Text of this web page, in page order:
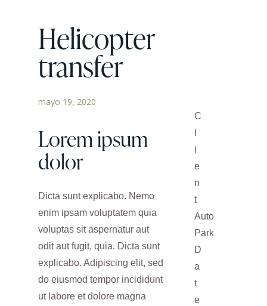
Helicopter
transfer
mayo 19, 2020
Lorem ipsum
dolor
Dicta sunt explicabo. Nemo
enim ipsam voluptatem quia
voluptas sit aspernatur aut
odit aut fugit, quia. Dicta sunt
explicabo. Adipiscing elit, sed
do eiusmod tempor incididunt
ut labore et dolore magna
C
i
e
n
t
Auto
Park
D
a
t
e